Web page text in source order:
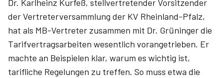
Dr. Karlheinz Kurfeß, stellvertretender Vorsitzender
der Vertreterversammlung der KV Rheinland-Pfalz,
hat als MB-Vertreter zusammen mit Dr. Grüninger die
Tarifvertragsarbeiten wesentlich vorangetrieben. Er
machte an Beispielen klar, warum es wichtig ist,
tarifliche Regelungen zu treffen. So muss etwa die